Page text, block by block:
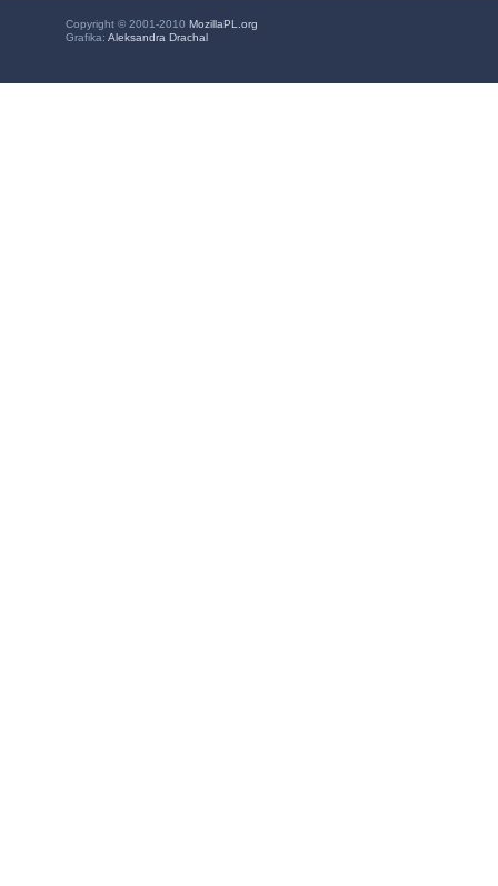
Copyright © 2001-2010 MozillaPL.org
Grafika: Aleksandra Drachal